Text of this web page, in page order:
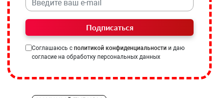
Подписаться
Соглашаюсь с политикой конфиденциальности и даю
согласие на обработку персональных данных